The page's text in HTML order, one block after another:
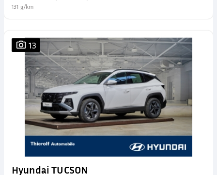
131 g/km
13
Hyundai TUCSON